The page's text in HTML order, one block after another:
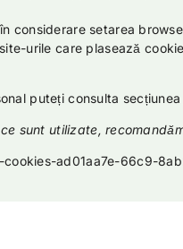
considerare setarea
urile care plasează
puteți consulta secțiunea
sunt utilizate,
ad01aa7e-66c9-